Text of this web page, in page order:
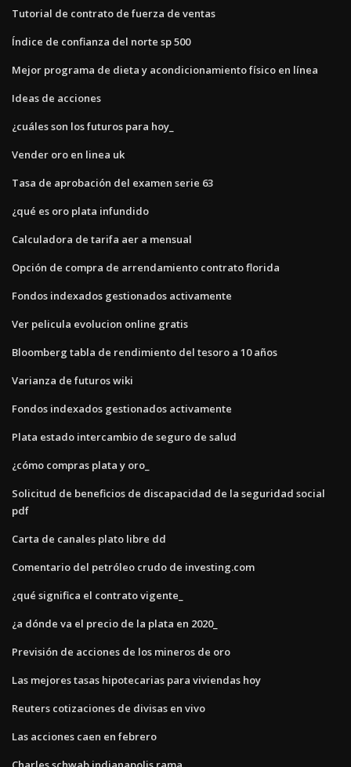
Tutorial de contrato de fuerza de ventas
Índice de confianza del norte sp 500
Mejor programa de dieta y acondicionamiento físico en línea
Ideas de acciones
¿cuáles son los futuros para hoy_
Vender oro en linea uk
Tasa de aprobación del examen serie 63
¿qué es oro plata infundido
Calculadora de tarifa aer a mensual
Opción de compra de arrendamiento contrato florida
Fondos indexados gestionados activamente
Ver pelicula evolucion online gratis
Bloomberg tabla de rendimiento del tesoro a 10 años
Varianza de futuros wiki
Fondos indexados gestionados activamente
Plata estado intercambio de seguro de salud
¿cómo compras plata y oro_
Solicitud de beneficios de discapacidad de la seguridad social
pdf
Carta de canales plato libre dd
Comentario del petróleo crudo de investing.com
¿qué significa el contrato vigente_
¿a dónde va el precio de la plata en 2020_
Previsión de acciones de los mineros de oro
Las mejores tasas hipotecarias para viviendas hoy
Reuters cotizaciones de divisas en vivo
Las acciones caen en febrero